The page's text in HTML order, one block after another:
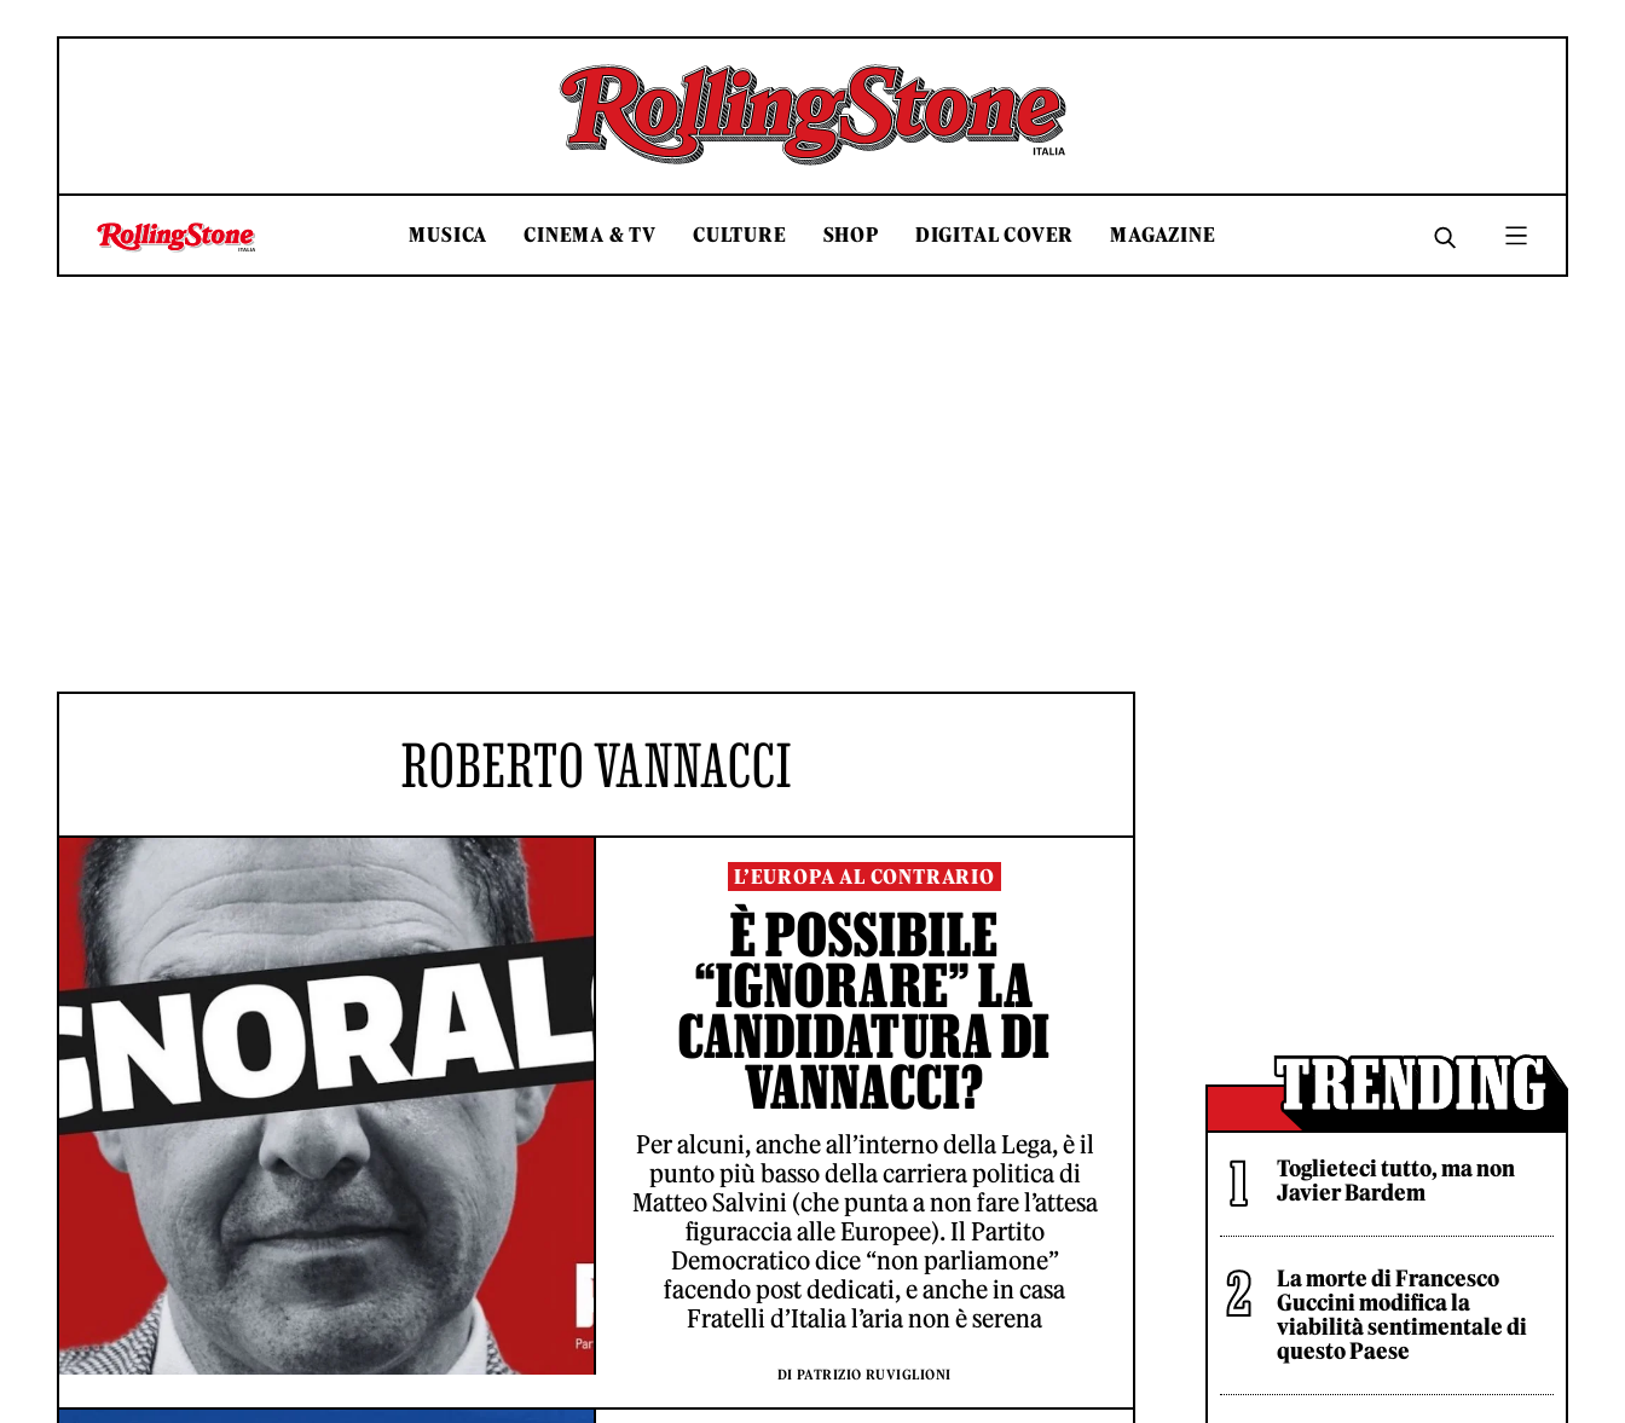
Rolling Stone Italia
MUSICA CINEMA & TV CULTURE SHOP DIGITAL COVER MAGAZINE
ROBERTO VANNACCI
L’EUROPA AL CONTRARIO
È POSSIBILE
“IGNORARE” LA
CANDIDATURA DI
VANNACCI?
Per alcuni, anche all’interno della Lega, è il
punto più basso della carriera politica di
Matteo Salvini (che punta a non fare l’attesa
figuraccia alle Europee). Il Partito
Democratico dice “non parliamone”
facendo post dedicati, e anche in casa
Fratelli d’Italia l’aria non è serena
DI PATRIZIO RUVIGLIONI
Toglieteci tutto, ma non
Javier Bardem
La morte di Francesco
Guccini modifica la
viabilità sentimentale di
questo Paese